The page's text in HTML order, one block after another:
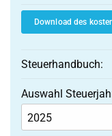
Download des
Steuerhandbuch:
Auswahl